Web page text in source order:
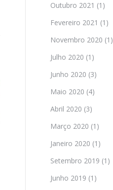
Outubro 2021 (1)
Fevereiro 2021 (1)
Novembro 2020 (1)
Julho 2020 (1)
Junho 2020 (3)
Maio 2020 (4)
Abril 2020 (3)
Março 2020 (1)
Janeiro 2020 (1)
Setembro 2019 (1)
Junho 2019 (1)